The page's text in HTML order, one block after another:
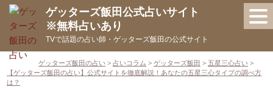
ン
へ
ゲッターズ飯田公式占いサイト
※無料占いあり
TVで話題の占い師・ゲッターズ飯田の公式サイト
ゲッターズ飯田の占い > 占いコラム > ゲッターズ飯田 > 五星三心占い >
【ゲッターズ飯田の占い】公式サイトを徹底解説！あなたの五星三心タイプの調べ方
は？